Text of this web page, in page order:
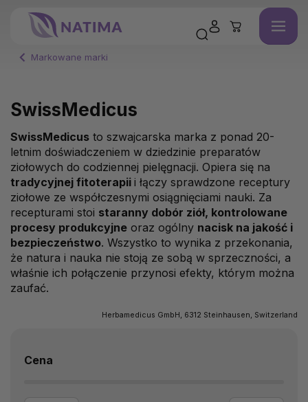
Markowane marki
SwissMedicus
SwissMedicus to szwajcarska marka z ponad 20-
letnim doświadczeniem w dziedzinie preparatów
ziołowych do codziennej pielęgnacji. Opiera się na
tradycyjnej fitoterapii i łączy sprawdzone receptury
ziołowe ze współczesnymi osiągnięciami nauki. Za
recepturami stoi staranny dobór ziół, kontrolowane
procesy produkcyjne oraz ogólny nacisk na jakość i
bezpieczeństwo. Wszystko to wynika z przekonania,
że natura i nauka nie stoją ze sobą w sprzeczności, a
właśnie ich połączenie przynosi efekty, którym można
zaufać.
Herbamedicus GmbH, 6312 Steinhausen, Switzerland
Cena